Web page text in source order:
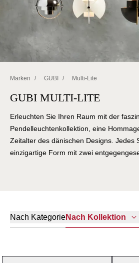
Marken / GUBI / Multi-Lite
GUBI MULTI-LITE
Erleuchten Sie Ihren Raum mit der
Pendelleuchtenkollektion, eine
Zeitalter des dänischen Designs. Jedes
einzigartige Form mit zwei
unten lenken oder ein fesselndes
Nach KategorieNach Kollektion